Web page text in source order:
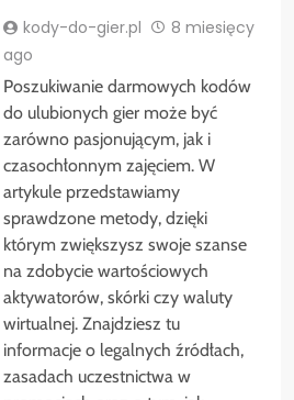
kody-do-gier.pl
8 miesięcy
ago
Poszukiwanie darmowych kodów
do ulubionych gier może być
zarówno pasjonującym, jak i
czasochłonnym zajęciem. W
artykule przedstawiamy
sprawdzone metody, dzięki
którym zwiększysz swoje szanse
na zdobycie wartościowych
aktywatorów, skórki czy waluty
wirtualnej. Znajdziesz tu
informacje o legalnych źródłach,
zasadach uczestnictwa w